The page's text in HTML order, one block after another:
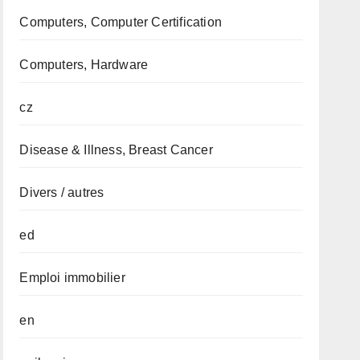
Computers, Computer Certification
Computers, Hardware
cz
Disease & Illness, Breast Cancer
Divers / autres
ed
Emploi immobilier
en